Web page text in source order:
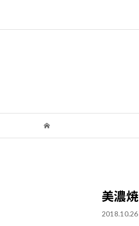
美濃焼
2018.10.26